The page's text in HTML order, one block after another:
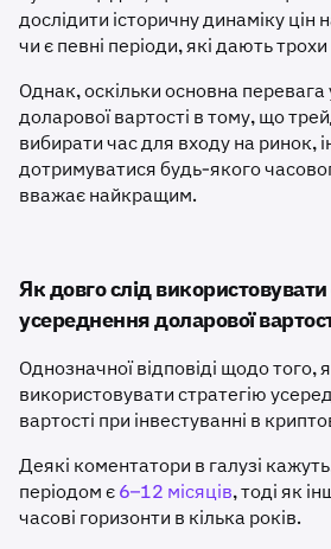
дослідити історичну динаміку цін
чи є певні періоди, які дають
Однак, оскільки основна
доларової вартості в тому, що
вибирати час для входу на ринок,
дотримуватися будь-якого
вважає найкращим.
Як довго слід використовувати
усереднення доларової
Однозначної відповіді щодо того,
використовувати стратегію
вартості при інвестуванні в
Деякі коментатори в галузі
періодом є6–12 місяців, тоді як
часові горизонти в кілька років.